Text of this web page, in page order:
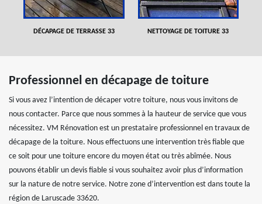
DÉCAPAGE DE TERRASSE 33 NETTOYAGE DE TOITURE 33
Professionnel en décapage de toiture
Si vous avez l’intention de décaper votre toiture, nous vous invitons de
nous contacter. Parce que nous sommes à la hauteur de service que vous
nécessitez. VM Rénovation est un prestataire professionnel en travaux de
décapage de la toiture. Nous effectuons une intervention très fiable que
ce soit pour une toiture encore du moyen état ou très abîmée. Nous
pouvons établir un devis fiable si vous souhaitez avoir plus d’information
sur la nature de notre service. Notre zone d’intervention est dans toute la
région de Laruscade 33620.